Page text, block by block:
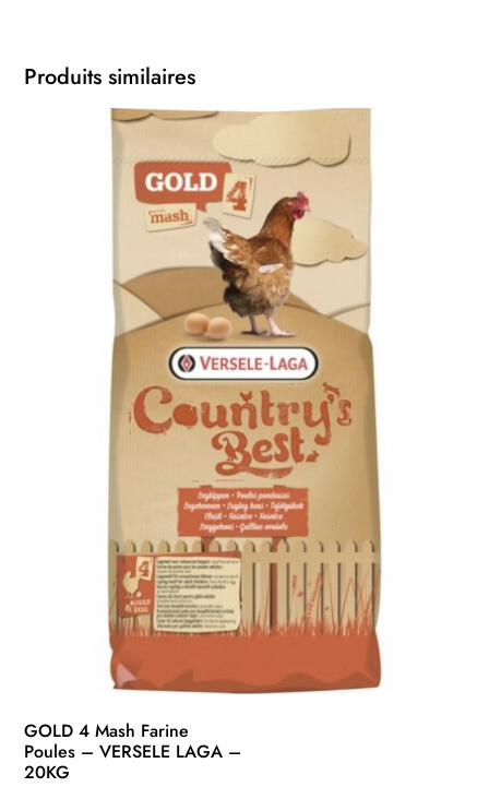
Produits similaires
GOLD 4 Mash Farine
Poules – VERSELE LAGA –
20KG